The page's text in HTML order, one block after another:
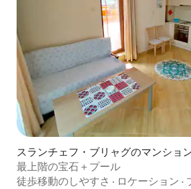
スランチェフ・ブリャグのマンショ
最上階の宝石＋プール
徒歩移動のしやすさ · ロケーション ·